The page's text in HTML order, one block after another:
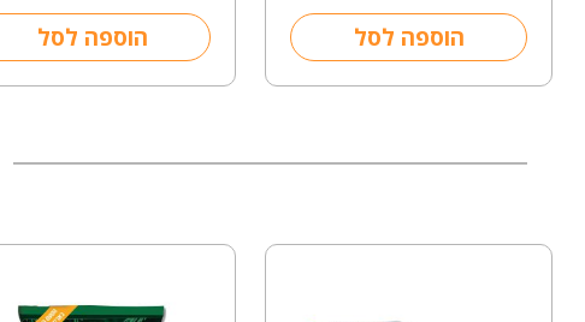
הוספה לסל הוספה לסל